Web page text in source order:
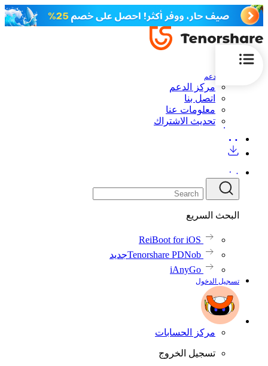
الدعم
مركز الدعم
اتصل بنا
معلومات عنا
تحديث الاشتراك
البحث السريع
ReiBoot for iOS
Tenorshare PDNobجديد
iAnyGo
تسجيل الدخول
مركز الحسابات
تسجيل الخروج